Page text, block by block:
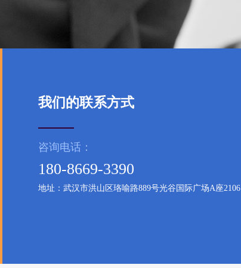
我们的联系方式
咨询电话：
180-8669-3390
地址：武汉市洪山区珞喻路889号光谷国际广场A座2106